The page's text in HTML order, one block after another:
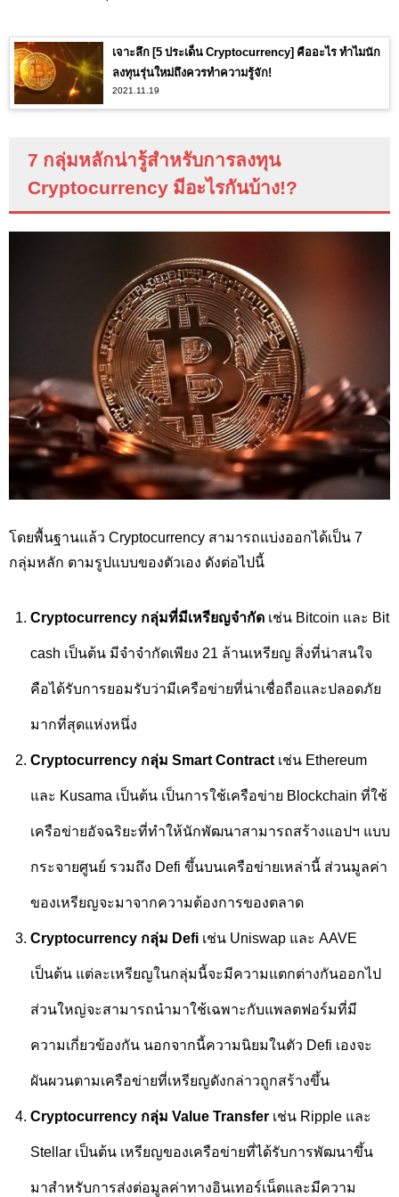
เจาะลึก [5 ประเด็น Cryptocurrency] คืออะไร ทำไมนัก
ลงทุนรุ่นใหม่ถึงควรทำความรู้จัก!
2021.11.19
7 กลุ่มหลักน่ารู้สำหรับการลงทุน
Cryptocurrencyมีอะไรกันบ้าง!?
โดยพื้นฐานแล้ว Cryptocurrency สามารถแบ่งออกได้เป็น 7
กลุ่มหลัก ตามรูปแบบของตัวเอง ดังต่อไปนี้
Cryptocurrency กลุ่มที่มีเหรียญจำกัด เช่น Bitcoin และ Bit
cash เป็นต้น มีจำจำกัดเพียง 21 ล้านเหรียญ สิ่งที่น่าสนใจ
คือได้รับการยอมรับว่ามีเครือข่ายที่น่าเชื่อถือและปลอดภัย
มากที่สุดแห่งหนึ่ง
Cryptocurrency กลุ่ม Smart Contract เช่น Ethereum
และ Kusama เป็นต้น เป็นการใช้เครือข่าย Blockchain ที่ใช้
เครือข่ายอัจฉริยะที่ทำให้นักพัฒนาสามารถสร้างแอปฯ แบบ
กระจายศูนย์ รวมถึง Defi ขึ้นบนเครือข่ายเหล่านี้ ส่วนมูลค่า
ของเหรียญจะมาจากความต้องการของตลาด
Cryptocurrency กลุ่ม Defi เช่น Uniswap และ AAVE
เป็นต้น แต่ละเหรียญในกลุ่มนี้จะมีความแตกต่างกันออกไป
ส่วนใหญ่จะสามารถนำมาใช้เฉพาะกับแพลตฟอร์มที่มี
ความเกี่ยวข้องกัน นอกจากนี้ความนิยมในตัว Defi เองจะ
ผันผวนตามเครือข่ายที่เหรียญดังกล่าวถูกสร้างขึ้น
Cryptocurrency กลุ่ม Value Transfer เช่น Ripple และ
Stellar เป็นต้น เหรียญของเครือข่ายที่ได้รับการพัฒนาขึ้น
มาสำหรับการส่งต่อมูลค่าทางอินเทอร์เน็ตและมีความ